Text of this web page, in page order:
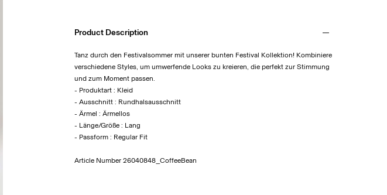
Product Description
Tanz durch den Festivalsommer mit unserer bunten Festival Kollektion! Kombiniere
verschiedene Styles, um umwerfende Looks zu kreieren, die perfekt zur Stimmung
und zum Moment passen.
- Produktart : Kleid
- Ausschnitt : Rundhalsausschnitt
- Ärmel : Ärmellos
- Länge/Größe : Lang
- Passform : Regular Fit
Article Number 26040848_CoffeeBean